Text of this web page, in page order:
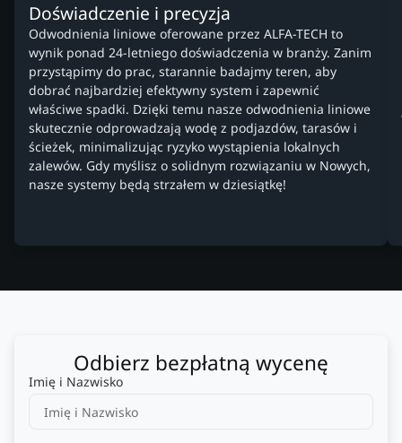
Doświadczenie i precyzja
Odwodnienia liniowe oferowane przez ALFA-TECH to
wynik ponad 24-letniego doświadczenia w branży. Zanim
przystąpimy do prac, starannie badajmy teren, aby
dobrać najbardziej efektywny system i zapewnić
właściwe spadki. Dzięki temu nasze odwodnienia liniowe
skutecznie odprowadzają wodę z podjazdów, tarasów i
ścieżek, minimalizując ryzyko wystąpienia lokalnych
zalewów. Gdy myślisz o solidnym rozwiązaniu w Nowych,
nasze systemy będą strzałem w dziesiątkę!
Odbierz bezpłatną wycenę
Imię i Nazwisko